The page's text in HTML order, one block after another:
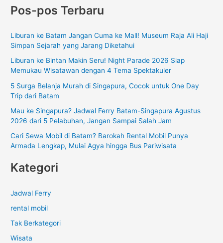
r
u
n
t
Pos-pos Terbaru
Liburan ke Batam Jangan Cuma ke Mall! Museum Raja Ali Haji
Simpan Sejarah yang Jarang Diketahui
Liburan ke Bintan Makin Seru! Night Parade 2026 Siap
Memukau Wisatawan dengan 4 Tema Spektakuler
5 Surga Belanja Murah di Singapura, Cocok untuk One Day
Trip dari Batam
Mau ke Singapura? Jadwal Ferry Batam-Singapura Agustus
2026 dari 5 Pelabuhan, Jangan Sampai Salah Jam
Cari Sewa Mobil di Batam? Barokah Rental Mobil Punya
Armada Lengkap, Mulai Agya hingga Bus Pariwisata
Kategori
Jadwal Ferry
rental mobil
Tak Berkategori
Wisata